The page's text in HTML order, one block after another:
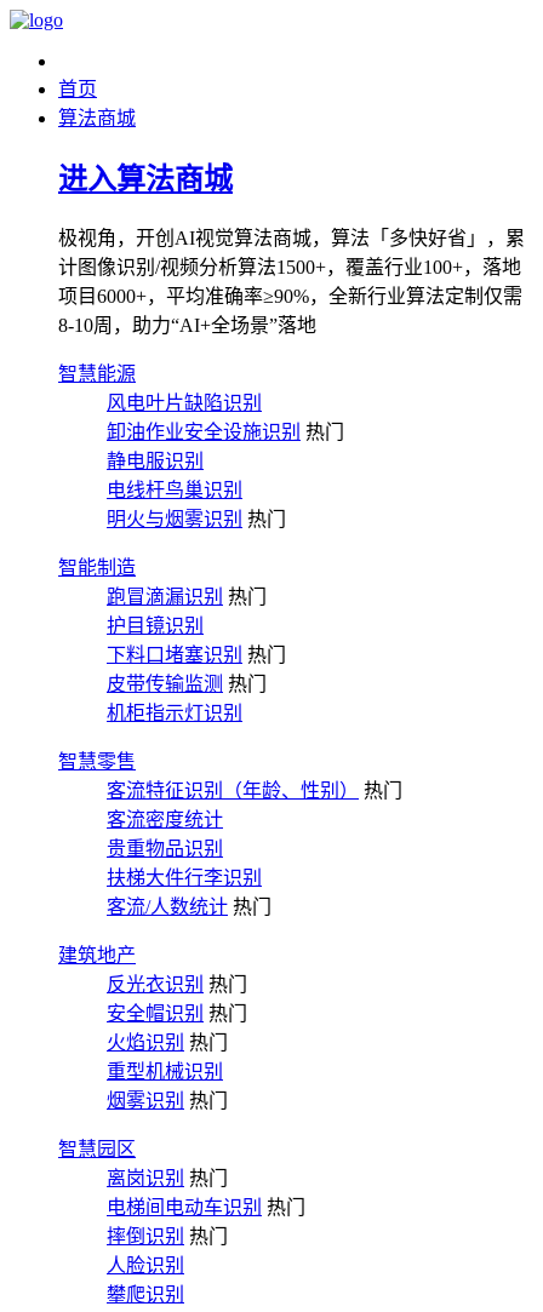
首页
算法商城
进入算法商城
极视角，开创AI视觉算法商城，算法「多快好省」，累
计图像识别/视频分析算法1500+，覆盖行业100+，落地
项目6000+，平均准确率≥90%，全新行业算法定制仅需
8-10周，助力“AI+全场景”落地
智慧能源
风电叶片缺陷识别
卸油作业安全设施识别 热门
静电服识别
电线杆鸟巢识别
明火与烟雾识别 热门
智能制造
跑冒滴漏识别 热门
护目镜识别
下料口堵塞识别 热门
皮带传输监测 热门
机柜指示灯识别
智慧零售
客流特征识别（年龄、性别）
热门
客流密度统计
贵重物品识别
扶梯大件行李识别
客流/人数统计 热门
建筑地产
反光衣识别 热门
安全帽识别 热门
火焰识别 热门
重型机械识别
烟雾识别 热门
智慧园区
离岗识别 热门
电梯间电动车识别 热门
摔倒识别 热门
人脸识别
攀爬识别